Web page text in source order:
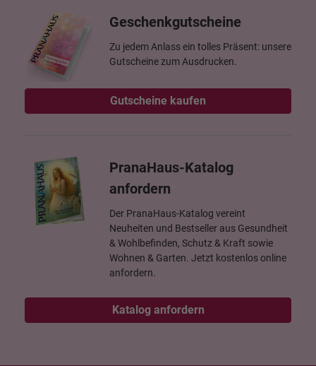
Geschenkgutscheine
Zu jedem Anlass ein tolles Präsent: unsere
Gutscheine zum Ausdrucken.
Gutscheine kaufen
PranaHaus-Katalog
anfordern
Der PranaHaus-Katalog vereint
Neuheiten und Bestseller aus Gesundheit
& Wohlbefinden, Schutz & Kraft sowie
Wohnen & Garten. Jetzt kostenlos online
anfordern.
Katalog anfordern